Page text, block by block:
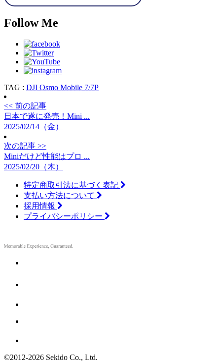
Follow Me
TAG : DJI Osmo Mobile 7/7P
<< 前の記事
日本で遂に発売！Mini ...
2025/02/14（金）
次の記事 >>
Miniだけど性能はプロ ...
2025/02/20（木）
特定商取引法に基づく表記
支払い方法について
採用情報
プライバシーポリシー
©2012-2026 Sekido Co., Ltd.